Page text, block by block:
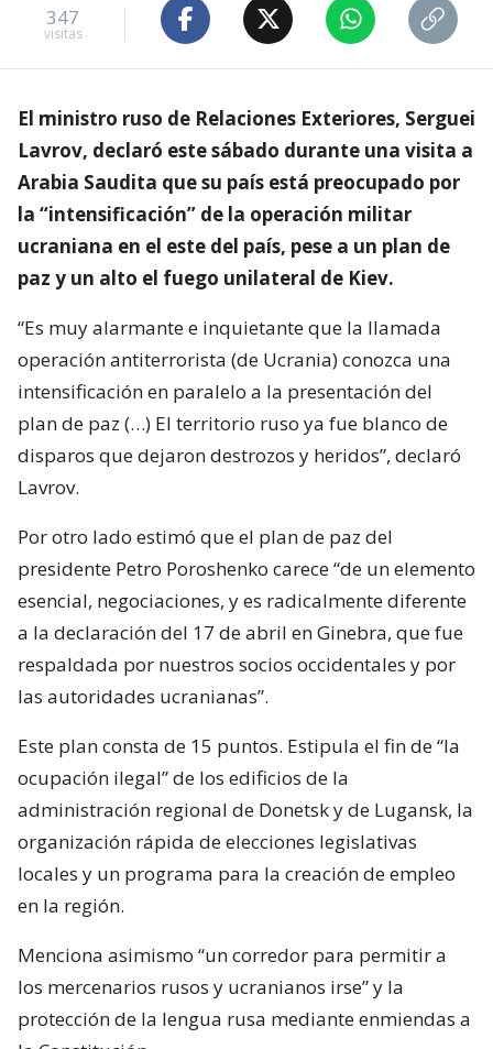
347
visitas
El ministro ruso de Relaciones Exteriores, Serguei
Lavrov, declaró este sábado durante una visita a
Arabia Saudita que su país está preocupado por
la “intensificación” de la operación militar
ucraniana en el este del país, pese a un plan de
paz y un alto el fuego unilateral de Kiev.
“Es muy alarmante e inquietante que la llamada
operación antiterrorista (de Ucrania) conozca una
intensificación en paralelo a la presentación del
plan de paz (…) El territorio ruso ya fue blanco de
disparos que dejaron destrozos y heridos”, declaró
Lavrov.
Por otro lado estimó que el plan de paz del
presidente Petro Poroshenko carece “de un elemento
esencial, negociaciones, y es radicalmente diferente
a la declaración del 17 de abril en Ginebra, que fue
respaldada por nuestros socios occidentales y por
las autoridades ucranianas”.
Este plan consta de 15 puntos. Estipula el fin de “la
ocupación ilegal” de los edificios de la
administración regional de Donetsk y de Lugansk, la
organización rápida de elecciones legislativas
locales y un programa para la creación de empleo
en la región.
Menciona asimismo “un corredor para permitir a
los mercenarios rusos y ucranianos irse” y la
protección de la lengua rusa mediante enmiendas a